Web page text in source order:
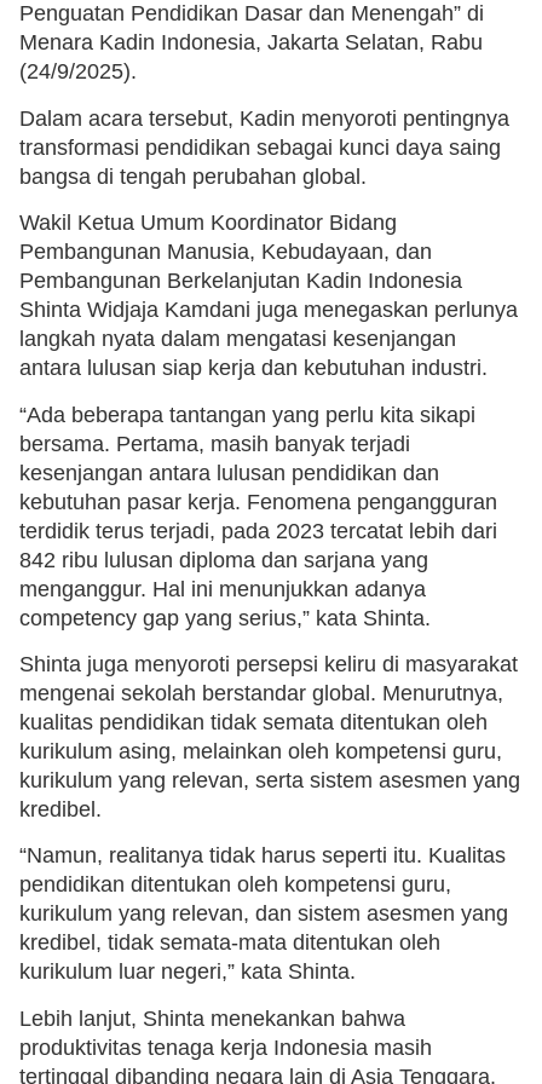
Penguatan Pendidikan Dasar dan Menengah” di
Menara Kadin Indonesia, Jakarta Selatan, Rabu
(24/9/2025).
Dalam acara tersebut, Kadin menyoroti pentingnya
transformasi pendidikan sebagai kunci daya saing
bangsa di tengah perubahan global.
Wakil Ketua Umum Koordinator Bidang
Pembangunan Manusia, Kebudayaan, dan
Pembangunan Berkelanjutan Kadin Indonesia
Shinta Widjaja Kamdani juga menegaskan perlunya
langkah nyata dalam mengatasi kesenjangan
antara lulusan siap kerja dan kebutuhan industri.
“Ada beberapa tantangan yang perlu kita sikapi
bersama. Pertama, masih banyak terjadi
kesenjangan antara lulusan pendidikan dan
kebutuhan pasar kerja. Fenomena pengangguran
terdidik terus terjadi, pada 2023 tercatat lebih dari
842 ribu lulusan diploma dan sarjana yang
menganggur. Hal ini menunjukkan adanya
competency gap yang serius,” kata Shinta.
Shinta juga menyoroti persepsi keliru di masyarakat
mengenai sekolah berstandar global. Menurutnya,
kualitas pendidikan tidak semata ditentukan oleh
kurikulum asing, melainkan oleh kompetensi guru,
kurikulum yang relevan, serta sistem asesmen yang
kredibel.
“Namun, realitanya tidak harus seperti itu. Kualitas
pendidikan ditentukan oleh kompetensi guru,
kurikulum yang relevan, dan sistem asesmen yang
kredibel, tidak semata-mata ditentukan oleh
kurikulum luar negeri,” kata Shinta.
Lebih lanjut, Shinta menekankan bahwa
produktivitas tenaga kerja Indonesia masih
tertinggal dibanding negara lain di Asia Tenggara.